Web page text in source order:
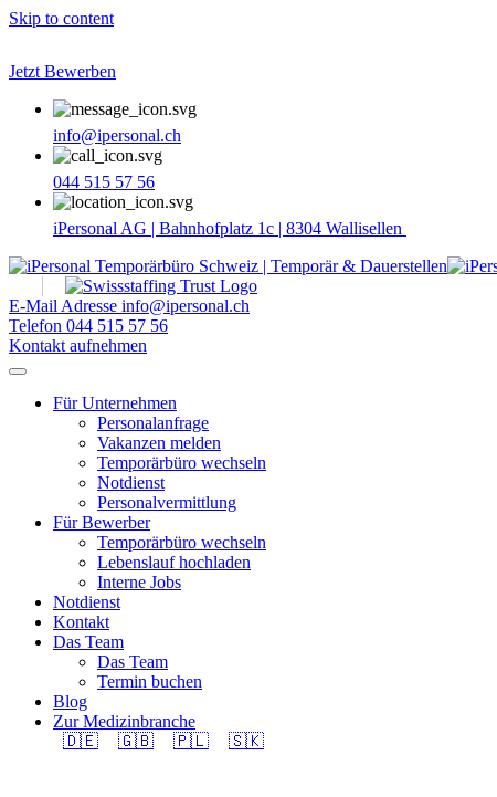
Skip to content
Jetzt Bewerben
info@ipersonal.ch
044 515 57 56
iPersonal AG | Bahnhofplatz 1c | 8304 Wallisellen
E-Mail Adresse info@ipersonal.ch
Telefon 044 515 57 56
Kontakt aufnehmen
Für Unternehmen
Personalanfrage
Vakanzen melden
Temporärbüro wechseln
Notdienst
Personalvermittlung
Für Bewerber
Temporärbüro wechseln
Lebenslauf hochladen
Interne Jobs
Notdienst
Kontakt
Das Team
Das Team
Termin buchen
Blog
Zur Medizinbranche
🇩🇪
🇬🇧 🇵🇱 🇸🇰